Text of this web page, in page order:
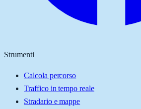
Strumenti
Calcola percorso
Traffico in tempo reale
Stradario e mappe